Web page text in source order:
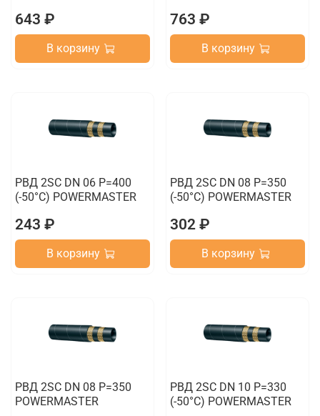
643 ₽
В корзину
763 ₽
В корзину
РВД 2SC DN 06 P=400
(-50°C) POWERMASTER
243 ₽
В корзину
РВД 2SC DN 08 P=350
(-50°C) POWERMASTER
302 ₽
В корзину
РВД 2SC DN 08 P=350
POWERMASTER
РВД 2SC DN 10 P=330
(-50°C) POWERMASTER